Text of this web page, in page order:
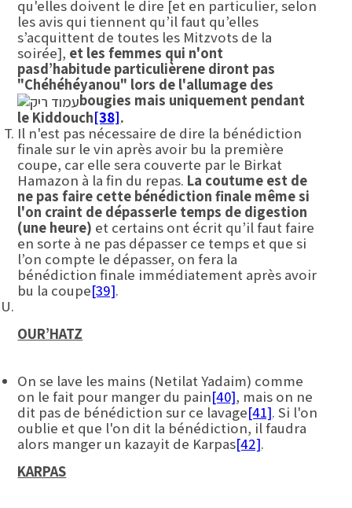
qu'elles doivent le dire [et en particulier, selon
les avis qui tiennent qu’il faut qu’elles
s’acquittent de toutes les Mitzvots de la
soirée], et les femmes qui n'ont
pasd’habitude particulièrene diront pas
"Chéhéhéyanou" lors de l'allumage des
bougies mais uniquement pendant
le Kiddouch[38].
Il n'est pas nécessaire de dire la bénédiction
finale sur le vin après avoir bu la première
coupe, car elle sera couverte par le Birkat
Hamazon à la fin du repas. La coutume est de
ne pas faire cette bénédiction finale même si
l'on craint de dépasserle temps de digestion
(une heure) et certains ont écrit qu’il faut faire
en sorte à ne pas dépasser ce temps et que si
l’on compte le dépasser, on fera la
bénédiction finale immédiatement après avoir
bu la coupe[39].
OUR’HATZ
On se lave les mains (Netilat Yadaim) comme
on le fait pour manger du pain[40], mais on ne
dit pas de bénédiction sur ce lavage[41]. Si l'on
oublie et que l'on dit la bénédiction, il faudra
alors manger un kazayit de Karpas[42].
KARPAS